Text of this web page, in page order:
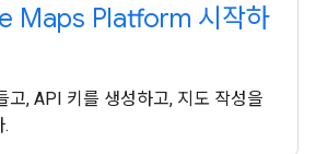
Maps Platform 시작하
고, API 키를 생성하고, 지도 작성을
.